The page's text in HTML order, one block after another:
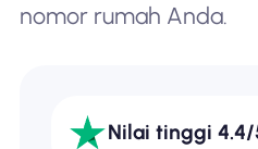
nomor rumah Anda.
Nilai tinggi